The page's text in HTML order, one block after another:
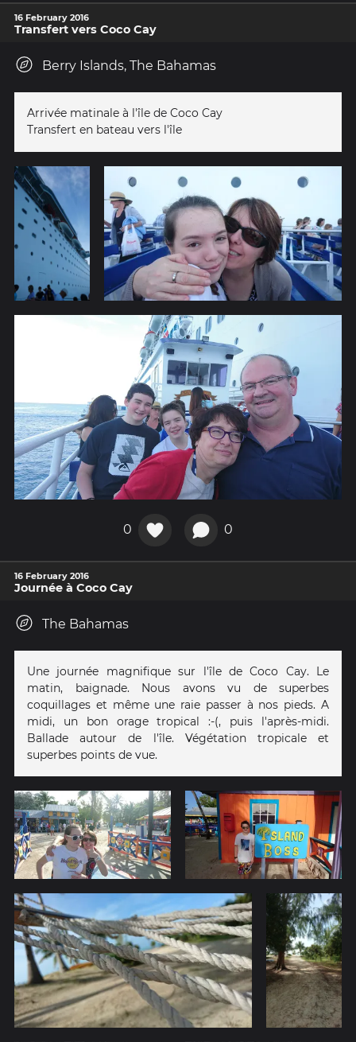
16 February 2016
Transfert vers Coco Cay
Berry Islands, The Bahamas
Arrivée matinale à l'île de Coco Cay
Transfert en bateau vers l'île
0 0
16 February 2016
Journée à Coco Cay
The Bahamas
Une journée magnifique sur l'île de Coco Cay. Le
matin, baignade. Nous avons vu de superbes
coquillages et même une raie passer à nos pieds. A
midi, un bon orage tropical :-(, puis l'après-midi.
Ballade autour de l'île. Végétation tropicale et
superbes points de vue.